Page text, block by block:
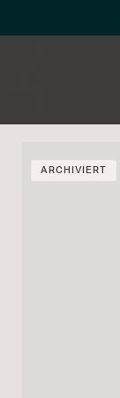
ARCHIVIERT